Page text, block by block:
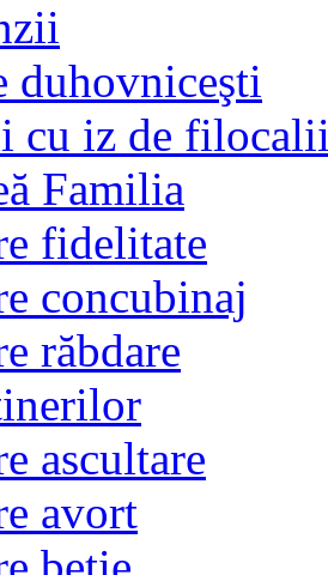
duhovniceşti
cu iz de
Familia
fidelitate
concubinaj
răbdare
ascultare
avort